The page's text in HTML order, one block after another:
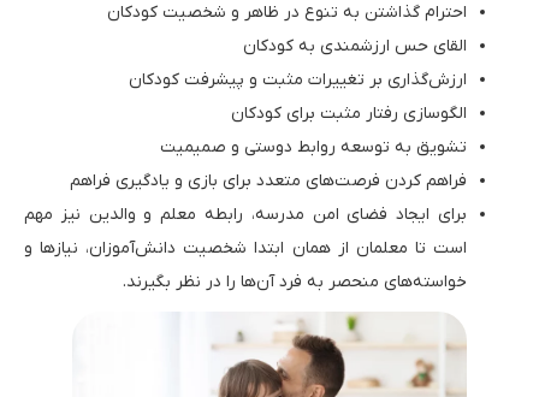
احترام گذاشتن به تنوع در ظاهر و شخصیت کودکان
القای حس ارزشمندی به کودکان
ارزش‌گذاری بر تغییرات مثبت و پیشرفت کودکان
الگوسازی رفتار مثبت برای کودکان
تشویق به توسعه روابط دوستی و صمیمیت
فراهم کردن فرصت‌های متعدد برای بازی و یادگیری فراهم
برای ایجاد فضای امن مدرسه، رابطه معلم و والدین نیز مهم
است تا معلمان از همان ابتدا شخصیت دانش‌آموزان، نیازها و
خواسته‌های منحصر به فرد آن‌ها را در نظر بگیرند.